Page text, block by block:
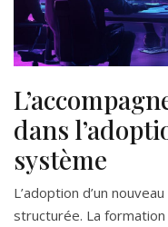
dans
système
L’adoption d’un
structurée. La